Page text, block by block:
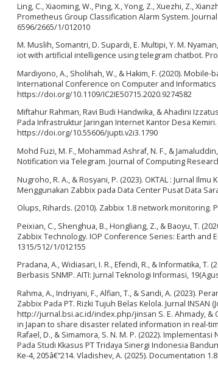
Ling, C., Xiaoming, W., Ping, X., Yong, Z., Xuezhi, Z.,
Prometheus Group Classification Alarm System.
6596/2665/1/012010
M. Muslih, Somantri, D. Supardi, E. Multipi, Y. M.
iot with artificial intelligence using telegram chatbot.
Mardiyono, A., Sholihah, W., & Hakim, F. (2020).
International Conference on Computer and Informatics
https://doi.org/10.1109/IC2IE50715.2020.9274582
Miftahur Rahman, Ravi Budi Handwika, & Ahadini
Pada Infrastruktur Jaringan Internet Kantor Desa Kemiri.
https://doi.org/10.55606/jupti.v2i3.1790
Mohd Fuzi, M. F., Mohammad Ashraf, N. F., &
Notification via Telegram. Journal of Computing
Nugroho, R. A., & Rosyani, P. (2023). OKTAL : Jurnal
Menggunakan Zabbix pada Data Center Pusat Data
Olups, Rihards. (2010). Zabbix 1.8 network monitoring.
Peixian, C., Shenghua, B., Hongliang, Z., & Baoyu, T.
Zabbix Technology. IOP Conference Series: Earth and
1315/512/1/012155
Pradana, A., Widiasari, I. R., Efendi, R., & Informatika,
Berbasis SNMP. AITI: Jurnal Teknologi Informasi,
Rahma, A., Indriyani, F., Alfian, T., & Sandi, A. (2023).
Zabbix Pada PT. Rizki Tujuh Belas Kelola. Jurnal
http://jurnal.bsi.ac.id/index.php/jinsan S. E. Ahmady, &
in Japan to share disaster related information in real-
Rafael, D., & Simamora, S. N. M. P. (2022).
Pada Studi Kkasus PT Tridaya Sinergi Indonesia
Ke-4, 205â€“214. Vladishev, A. (2025). Documentation